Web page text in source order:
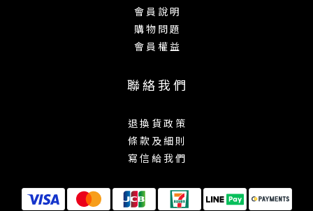
會 員 說 明
購 物 問 題
會 員 權 益
聯 絡 我 們
退 換 貨 政 策
條 款 及 細 則
寫 信 給 我 們